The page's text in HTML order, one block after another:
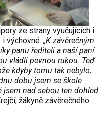
ze strany vyučujících i
výchovné. „K závěrečným
panu řediteli a naší paní
vládli pevnou rukou. Teď
kdyby tomu tak nebylo,
dobu jsem se škole
jsem nad sebou ten dohled
žákyně závěrečného